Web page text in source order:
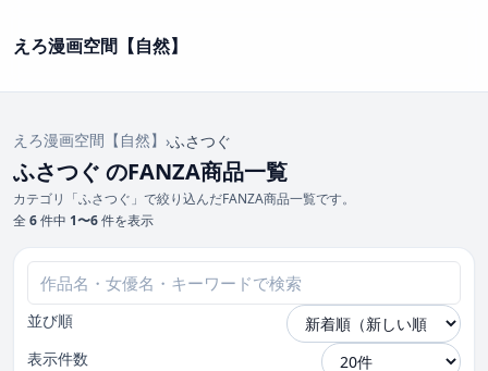
えろ漫画空間【自然】
えろ漫画空間【自然】 ›ふさつぐ
ふさつぐ のFANZA商品一覧
カテゴリ「ふさつぐ」で絞り込んだFANZA商品一覧です。
全 6件中 1〜6件を表示
並び順
表示件数